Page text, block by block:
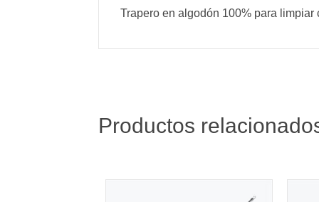
Trapero en algodón 100% para limpiar
Productos